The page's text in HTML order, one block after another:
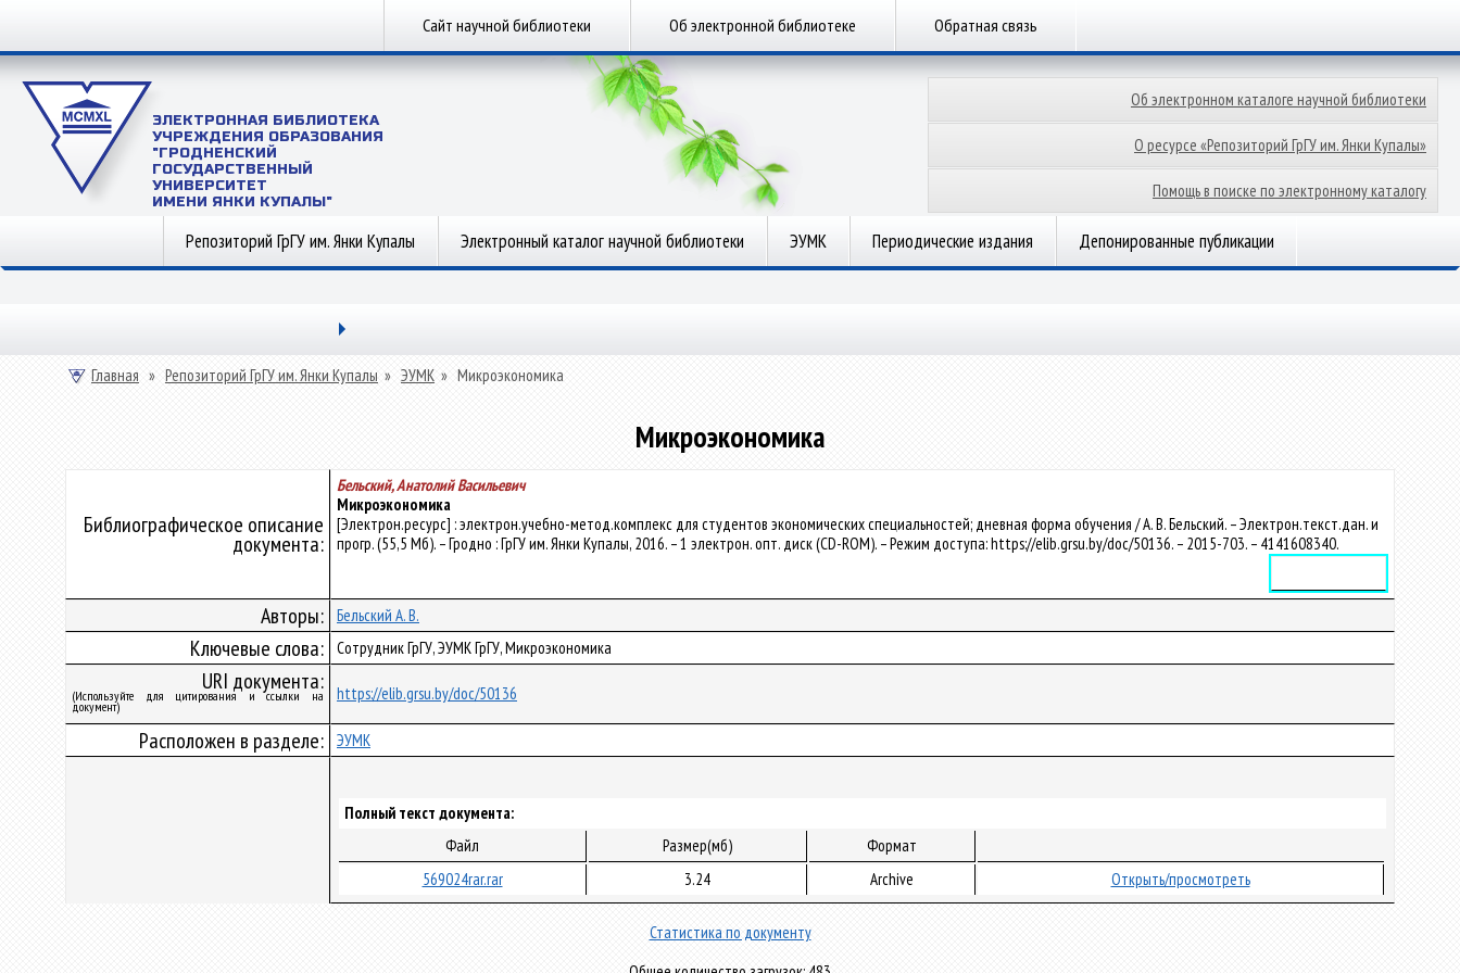
Сайт научной библиотеки Об электронной библиотеке Обратная связь
ЭЛЕКТРОННАЯ БИБЛИОТЕКА
УЧРЕЖДЕНИЯ ОБРАЗОВАНИЯ
"ГРОДНЕНСКИЙ
ГОСУДАРСТВЕННЫЙ
УНИВЕРСИТЕТ
ИМЕНИ ЯНКИ КУПАЛЫ"
Об электронном каталоге научной библиотеки
О ресурсе «Репозиторий ГрГУ им. Янки Купалы»
Помощь в поиске по электронному каталогу
Репозиторий ГрГУ им. Янки Купалы Электронный каталог научной библиотеки ЭУМК Периодические издания Депонированные публикации
Главная » Репозиторий ГрГУ им. Янки Купалы » ЭУМК » Микроэкономика
Микроэкономика
Библиографическое описание
документа:
Бельский, Анатолий Васильевич
Микроэкономика
[Электрон.ресурс] : электрон.учебно-метод.комплекс для студентов экономических специальностей; дневная форма обучения / А. В. Бельский. – Электрон.текст.дан. и
прогр. (55,5 Мб). – Гродно : ГрГУ им. Янки Купалы, 2016. – 1 электрон. опт. диск (CD-ROM). – Режим доступа: https://elib.grsu.by/doc/50136. – 2015-703. – 4141608340.
Авторы: Бельский А. В.
Ключевые слова: Сотрудник ГрГУ, ЭУМК ГрГУ, Микроэкономика
URI документа:
(Используйте для цитирования и ссылки на
документ)
https://elib.grsu.by/doc/50136
Расположен в разделе: ЭУМК
Полный текст документа:
Файл
Размер(мб)
Формат
569024rar.rar
3.24 Archive Открыть/просмотреть
Статистика по документу